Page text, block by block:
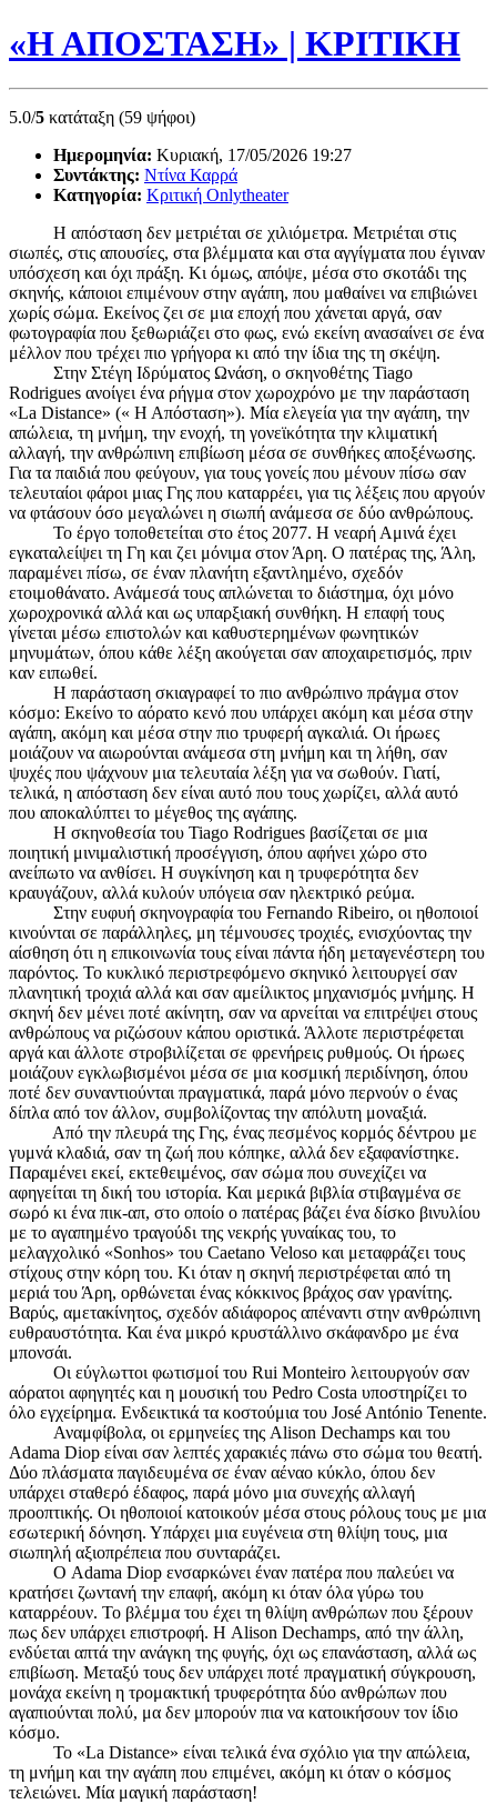
«Η ΑΠΟΣΤΑΣΗ» | ΚΡΙΤΙΚΗ
5.0/5 κατάταξη (59 ψήφοι)
Ημερομηνία: Κυριακή, 17/05/2026 19:27
Συντάκτης: Ντίνα Καρρά
Κατηγορία: Κριτική Onlytheater
Η απόσταση δεν μετριέται σε χιλιόμετρα. Μετριέται στις
σιωπές, στις απουσίες, στα βλέμματα και στα αγγίγματα που έγιναν
υπόσχεση και όχι πράξη. Κι όμως, απόψε, μέσα στο σκοτάδι της
σκηνής, κάποιοι επιμένουν στην αγάπη, που μαθαίνει να επιβιώνει
χωρίς σώμα. Εκείνος ζει σε μια εποχή που χάνεται αργά, σαν
φωτογραφία που ξεθωριάζει στο φως, ενώ εκείνη ανασαίνει σε ένα
μέλλον που τρέχει πιο γρήγορα κι από την ίδια της τη σκέψη.
Στην Στέγη Ιδρύματος Ωνάση, ο σκηνοθέτης Tiago
Rodrigues ανοίγει ένα ρήγμα στον χωροχρόνο με την παράσταση
«La Distance» (« Η Απόσταση»). Μία ελεγεία για την αγάπη, την
απώλεια, τη μνήμη, την ενοχή, τη γονεϊκότητα την κλιματική
αλλαγή, την ανθρώπινη επιβίωση μέσα σε συνθήκες αποξένωσης.
Για τα παιδιά που φεύγουν, για τους γονείς που μένουν πίσω σαν
τελευταίοι φάροι μιας Γης που καταρρέει, για τις λέξεις που αργούν
να φτάσουν όσο μεγαλώνει η σιωπή ανάμεσα σε δύο ανθρώπους.
Το έργο τοποθετείται στο έτος 2077. Η νεαρή Αμινά έχει
εγκαταλείψει τη Γη και ζει μόνιμα στον Άρη. Ο πατέρας της, Άλη,
παραμένει πίσω, σε έναν πλανήτη εξαντλημένο, σχεδόν
ετοιμοθάνατο. Ανάμεσά τους απλώνεται το διάστημα, όχι μόνο
χωροχρονικά αλλά και ως υπαρξιακή συνθήκη. Η επαφή τους
γίνεται μέσω επιστολών και καθυστερημένων φωνητικών
μηνυμάτων, όπου κάθε λέξη ακούγεται σαν αποχαιρετισμός, πριν
καν ειπωθεί.
Η παράσταση σκιαγραφεί το πιο ανθρώπινο πράγμα στον
κόσμο: Εκείνο το αόρατο κενό που υπάρχει ακόμη και μέσα στην
αγάπη, ακόμη και μέσα στην πιο τρυφερή αγκαλιά. Οι ήρωες
μοιάζουν να αιωρούνται ανάμεσα στη μνήμη και τη λήθη, σαν
ψυχές που ψάχνουν μια τελευταία λέξη για να σωθούν. Γιατί,
τελικά, η απόσταση δεν είναι αυτό που τους χωρίζει, αλλά αυτό
που αποκαλύπτει το μέγεθος της αγάπης.
Η σκηνοθεσία του Tiago Rodrigues βασίζεται σε μια
ποιητική μινιμαλιστική προσέγγιση, όπου αφήνει χώρο στο
ανείπωτο να ανθίσει. Η συγκίνηση και η τρυφερότητα δεν
κραυγάζουν, αλλά κυλούν υπόγεια σαν ηλεκτρικό ρεύμα.
Στην ευφυή σκηνογραφία του Fernando Ribeiro, οι ηθοποιοί
κινούνται σε παράλληλες, μη τέμνουσες τροχιές, ενισχύοντας την
αίσθηση ότι η επικοινωνία τους είναι πάντα ήδη μεταγενέστερη του
παρόντος. Το κυκλικό περιστρεφόμενο σκηνικό λειτουργεί σαν
πλανητική τροχιά αλλά και σαν αμείλικτος μηχανισμός μνήμης. Η
σκηνή δεν μένει ποτέ ακίνητη, σαν να αρνείται να επιτρέψει στους
ανθρώπους να ριζώσουν κάπου οριστικά. Άλλοτε περιστρέφεται
αργά και άλλοτε στροβιλίζεται σε φρενήρεις ρυθμούς. Οι ήρωες
μοιάζουν εγκλωβισμένοι μέσα σε μια κοσμική περιδίνηση, όπου
ποτέ δεν συναντιούνται πραγματικά, παρά μόνο περνούν ο ένας
δίπλα από τον άλλον, συμβολίζοντας την απόλυτη μοναξιά.
Από την πλευρά της Γης, ένας πεσμένος κορμός δέντρου με
γυμνά κλαδιά, σαν τη ζωή που κόπηκε, αλλά δεν εξαφανίστηκε.
Παραμένει εκεί, εκτεθειμένος, σαν σώμα που συνεχίζει να
αφηγείται τη δική του ιστορία. Και μερικά βιβλία στιβαγμένα σε
σωρό κι ένα πικ-απ, στο οποίο ο πατέρας βάζει ένα δίσκο βινυλίου
με το αγαπημένο τραγούδι της νεκρής γυναίκας του, το
μελαγχολικό «Sonhos» του Caetano Veloso και μεταφράζει τους
στίχους στην κόρη του. Κι όταν η σκηνή περιστρέφεται από τη
μεριά του Άρη, ορθώνεται ένας κόκκινος βράχος σαν γρανίτης.
Βαρύς, αμετακίνητος, σχεδόν αδιάφορος απέναντι στην ανθρώπινη
ευθραυστότητα. Και ένα μικρό κρυστάλλινο σκάφανδρο με ένα
μπονσάι.
Οι εύγλωττοι φωτισμοί του Rui Monteiro λειτουργούν σαν
αόρατοι αφηγητές και η μουσική του Pedro Costa υποστηρίζει το
όλο εγχείρημα. Ενδεικτικά τα κοστούμια του José António Tenente.
Αναμφίβολα, οι ερμηνείες της Alison Dechamps και του
Adama Diop είναι σαν λεπτές χαρακιές πάνω στο σώμα του θεατή.
Δύο πλάσματα παγιδευμένα σε έναν αέναο κύκλο, όπου δεν
υπάρχει σταθερό έδαφος, παρά μόνο μια συνεχής αλλαγή
προοπτικής. Οι ηθοποιοί κατοικούν μέσα στους ρόλους τους με μια
εσωτερική δόνηση. Υπάρχει μια ευγένεια στη θλίψη τους, μια
σιωπηλή αξιοπρέπεια που συνταράζει.
Ο Adama Diop ενσαρκώνει έναν πατέρα που παλεύει να
κρατήσει ζωντανή την επαφή, ακόμη κι όταν όλα γύρω του
καταρρέουν. Το βλέμμα του έχει τη θλίψη ανθρώπων που ξέρουν
πως δεν υπάρχει επιστροφή. Η Alison Dechamps, από την άλλη,
ενδύεται απτά την ανάγκη της φυγής, όχι ως επανάσταση, αλλά ως
επιβίωση. Μεταξύ τους δεν υπάρχει ποτέ πραγματική σύγκρουση,
μονάχα εκείνη η τρομακτική τρυφερότητα δύο ανθρώπων που
αγαπιούνται πολύ, μα δεν μπορούν πια να κατοικήσουν τον ίδιο
κόσμο.
Το «La Distance» είναι τελικά ένα σχόλιο για την απώλεια,
τη μνήμη και την αγάπη που επιμένει, ακόμη κι όταν ο κόσμος
τελειώνει. Μία μαγική παράσταση!